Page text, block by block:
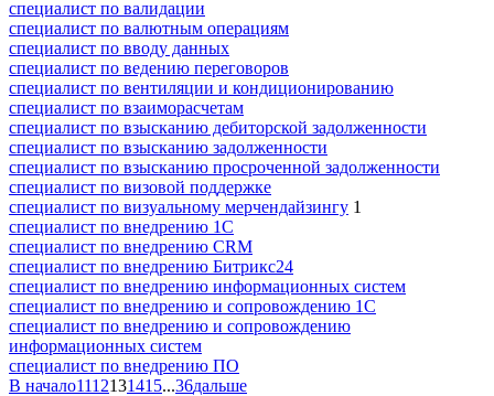
специалист по валидации
специалист по валютным операциям
специалист по вводу данных
специалист по ведению переговоров
специалист по вентиляции и кондиционированию
специалист по взаиморасчетам
специалист по взысканию дебиторской задолженности
специалист по взысканию задолженности
специалист по взысканию просроченной задолженности
специалист по визовой поддержке
специалист по визуальному мерчендайзингу 1
специалист по внедрению 1С
специалист по внедрению CRM
специалист по внедрению Битрикс24
специалист по внедрению информационных систем
специалист по внедрению и сопровождению 1С
специалист по внедрению и сопровождению
информационных систем
специалист по внедрению ПО
В начало1112131415...36дальше